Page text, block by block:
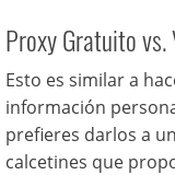
Proxy Gratuito vs.
Esto es similar a
información
prefieres darlos a
calcetines que